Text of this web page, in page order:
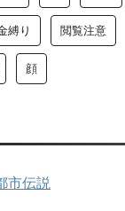
縛り 閲覧注意
顔
市伝説